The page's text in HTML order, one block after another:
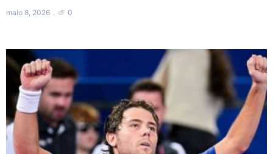
maio 8, 2026 0